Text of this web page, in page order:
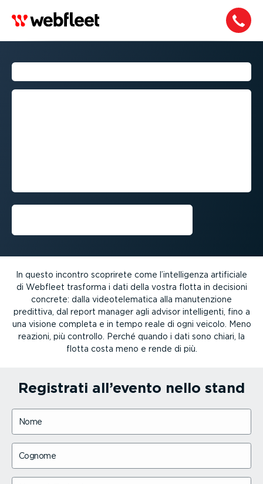
EVENTO AL TRANSPOTEC
In questo incontro scoprirete come l’intelligenza artificiale
di Webfleet trasforma i dati della vostra flotta in decisioni
concrete: dalla videotelematica alla manutenzione
predittiva, dal report manager agli advisor intelligenti, fino a
una visione completa e in tempo reale di ogni veicolo. Meno
reazioni, più controllo. Perché quando i dati sono chiari, la
flotta costa meno e rende di più.
Registrati all’evento nello stand
Nome
Cognome